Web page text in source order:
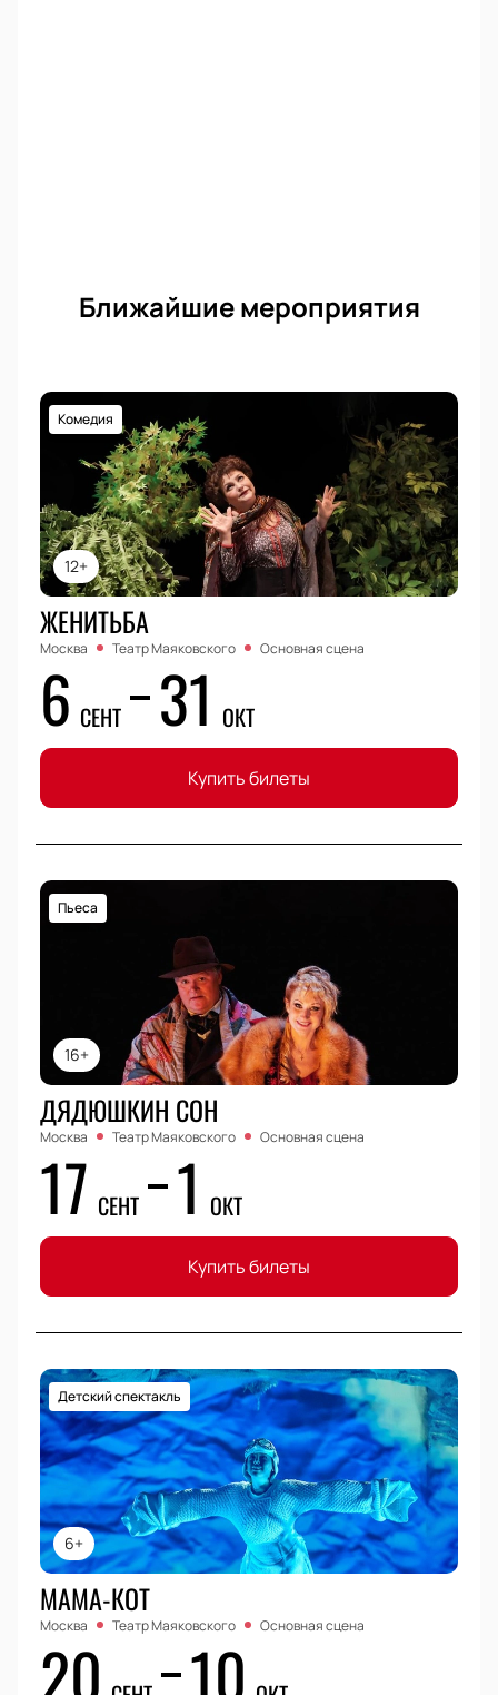
Ближайшие мероприятия
12+
Комедия
ЖЕНИТЬБА
Москва Театр Маяковского Основная сцена
6 СЕНТ 31 ОКТ
Купить билеты
16+
Пьеса
ДЯДЮШКИН СОН
Москва Театр Маяковского Основная сцена
17 СЕНТ 1 ОКТ
Купить билеты
6+
Детский спектакль
МАМА-КОТ
Москва Театр Маяковского Основная сцена
20 10